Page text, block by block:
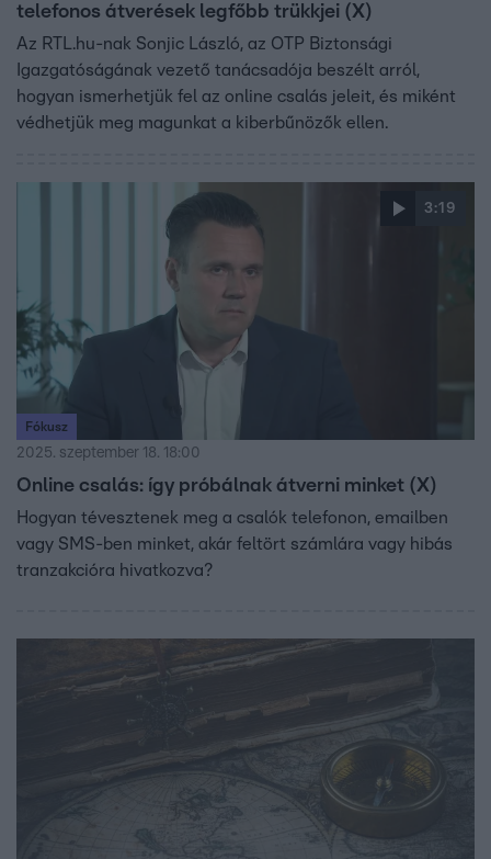
telefonos átverések legfőbb trükkjei (X)
Az RTL.hu-nak Sonjic László, az OTP Biztonsági
Igazgatóságának vezető tanácsadója beszélt arról,
hogyan ismerhetjük fel az online csalás jeleit, és miként
védhetjük meg magunkat a kiberbűnözők ellen.
3:19
Fókusz
2025. szeptember 18. 18:00
Online csalás: így próbálnak átverni minket (X)
Hogyan tévesztenek meg a csalók telefonon, emailben
vagy SMS-ben minket, akár feltört számlára vagy hibás
tranzakcióra hivatkozva?